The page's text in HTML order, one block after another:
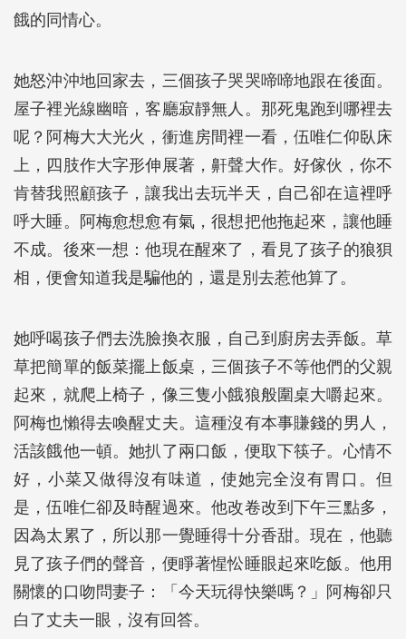
餓的同情心。
她怒沖沖地回家去，三個孩子哭哭啼啼地跟在後面。
屋子裡光線幽暗，客廳寂靜無人。那死鬼跑到哪裡去
呢？阿梅大大光火，衝進房間裡一看，伍唯仁仰臥床
上，四肢作大字形伸展著，鼾聲大作。好傢伙，你不
肯替我照顧孩子，讓我出去玩半天，自己卻在這裡呼
呼大睡。阿梅愈想愈有氣，很想把他拖起來，讓他睡
不成。後來一想：他現在醒來了，看見了孩子的狼狽
相，便會知道我是騙他的，還是別去惹他算了。
她呼喝孩子們去洗臉換衣服，自己到廚房去弄飯。草
草把簡單的飯菜擺上飯桌，三個孩子不等他們的父親
起來，就爬上椅子，像三隻小餓狼般圍桌大嚼起來。
阿梅也懶得去喚醒丈夫。這種沒有本事賺錢的男人，
活該餓他一頓。她扒了兩口飯，便取下筷子。心情不
好，小菜又做得沒有味道，使她完全沒有胃口。但
是，伍唯仁卻及時醒過來。他改卷改到下午三點多，
因為太累了，所以那一覺睡得十分香甜。現在，他聽
見了孩子們的聲音，便睜著惺忪睡眼起來吃飯。他用
關懷的口吻問妻子：「今天玩得快樂嗎？」阿梅卻只
白了丈夫一眼，沒有回答。